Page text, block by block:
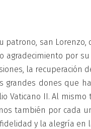
patrono, san
agradecimiento por
la
grandes dones que
Vaticano II. Al
también por cada
y la alegría en